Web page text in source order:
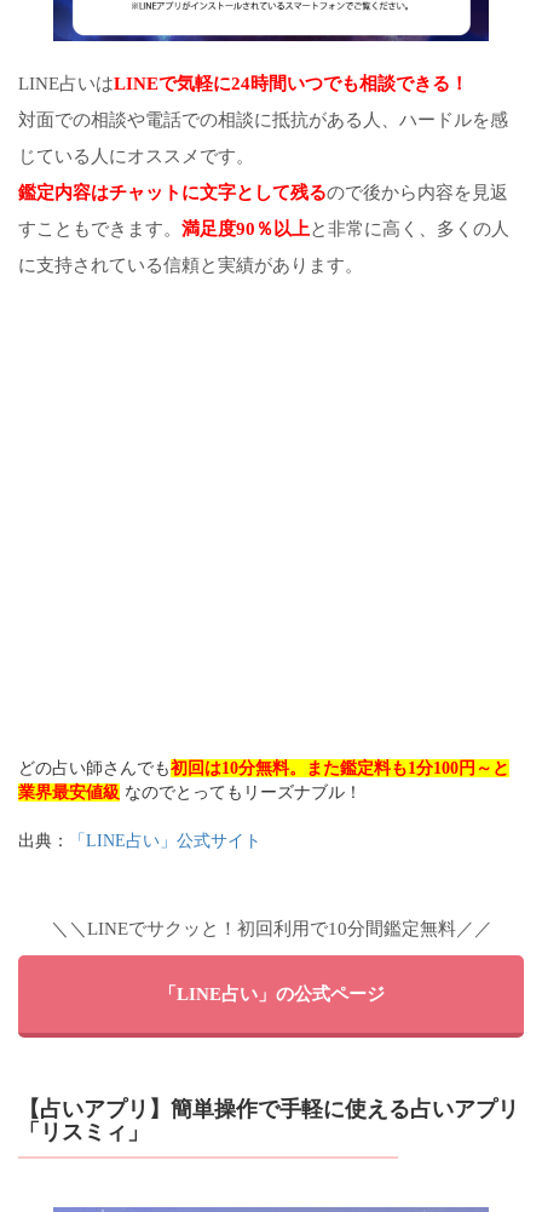
LINE占いはLINEで気軽に24時間いつでも相談できる！
対面での相談や電話での相談に抵抗がある人、ハードルを感
じている人にオススメです。
鑑定内容はチャットに文字として残るので後から内容を見返
すこともできます。 満足度90％以上と非常に高く、多くの人
に支持されている信頼と実績があります。
どの占い師さんでも初回は10分無料。また鑑定料も1分100円～と
業界最安値級 なのでとってもリーズナブル！
出典： 「LINE占い」公式サイト
＼＼LINEでサクッと！初回利用で10分間鑑定無料／／
「LINE占い」の公式ページ
【占いアプリ】簡単操作で手軽に使える占いアプリ
「リスミィ」